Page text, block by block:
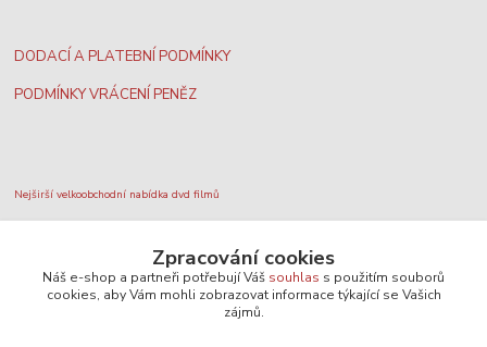
DODACÍ A PLATEBNÍ PODMÍNKY
PODMÍNKY VRÁCENÍ PENĚZ
Nejširší velkoobchodní nabídka dvd filmů
Plážový volejbal, rezervace kurtůZpracování cookies
Náš e-shop a partneři potřebují Váš souhlas s použitím souborů
cookies, aby Vám mohli zobrazovat informace týkající se Vašich
zájmů.